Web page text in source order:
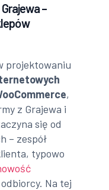
–
projektowaniu
,
z Grajewa i
się od
– zespół
typowo
Na tej